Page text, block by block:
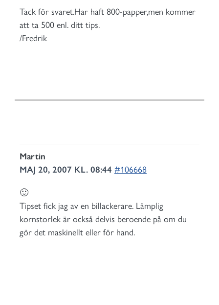
Tack för svaret.Har haft 800-papper,men kommer
att ta 500 enl. ditt tips.
/Fredrik
Martin
MAJ 20, 2007 KL. 08:44 #106668
🙂
Tipset fick jag av en billackerare. Lämplig
kornstorlek är också delvis beroende på om du
gör det maskinellt eller för hand.